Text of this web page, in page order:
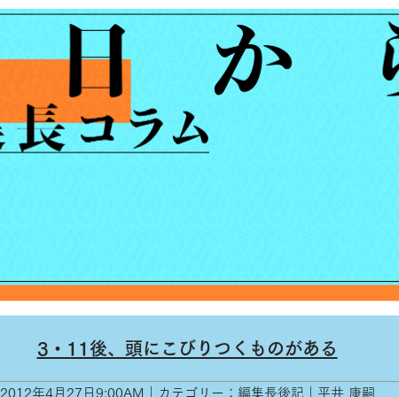
3・11後、頭にこびりつくものがある
2012年4月27日9:00AM｜カテゴリー：編集長後記｜平井 康嗣